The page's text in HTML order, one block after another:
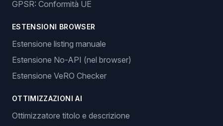
GPSR: Conformità UE
ESTENSIONI BROWSER
Estensione listing manuale
Estensione No-API (nel browser)
Estensione VeRO Checker
OTTIMIZZAZIONI AI
Ottimizzatore titolo e descrizione